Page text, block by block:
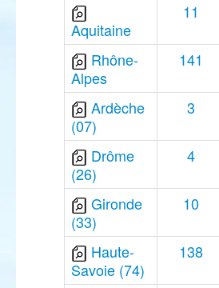
Aquitaine
11
Rhône-
Alpes
141
Ardèche
(07)
3
Drôme
(26)
4
Gironde
(33)
10
Haute-
Savoie (74)
138